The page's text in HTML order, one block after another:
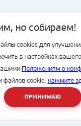
но собираем!
cookies для
в настройках
Положениям о
файлов cookie. нажмите
ПРИНИМАЮ